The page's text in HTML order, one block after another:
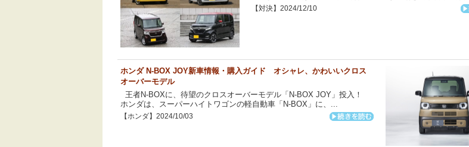
【対決】2024/12/10
ホンダ N-BOX JOY新車情報・購入ガイド オシャレ、かわいいクロス
オーバーモデル
王者N-BOXに、待望のクロスオーバーモデル「N-BOX JOY」投入！
ホンダは、スーパーハイトワゴンの軽自動車「N-BOX」に、...
【ホンダ】2024/10/03